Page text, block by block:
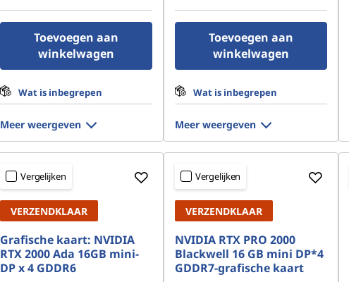
Toevoegen aan
winkelwagen
Wat is inbegrepen
Meer weergeven
Toevoegen aan
winkelwagen
Wat is inbegrepen
Meer weergeven
Vergelijken
VERZENDKLAAR
Grafische kaart: NVIDIA
RTX 2000 Ada 16GB mini-
DP x 4 GDDR6
Vergelijken
VERZENDKLAAR
NVIDIA RTX PRO 2000
Blackwell 16 GB mini DP*4
GDDR7-grafische kaart